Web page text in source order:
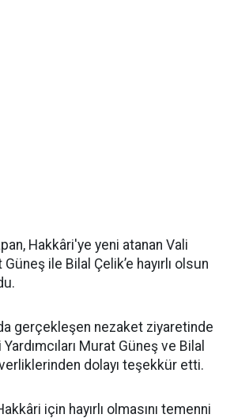
Hakkâri'ye yeni atanan Vali
Güneş ile Bilal Çelik’e hayırlı olsun
gerçekleşen nezaket ziyaretinde
Murat Güneş ve Bilal
dolayı teşekkür etti.
için hayırlı olmasını temenni